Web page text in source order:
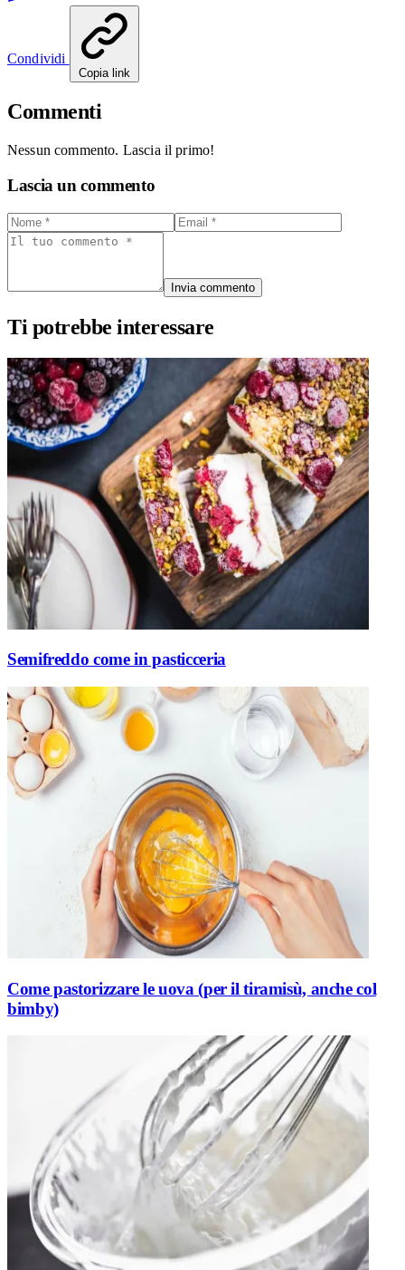
Condividi
Copia link
Commenti
Nessun commento. Lascia il primo!
Lascia un commento
Invia commento
Ti potrebbe interessare
Semifreddo come in pasticceria
Come pastorizzare le uova (per il tiramisù, anche col
bimby)